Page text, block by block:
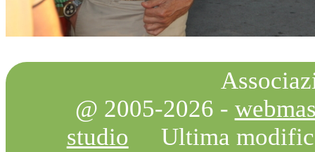
@ 2005-2026 -
studio
Ultima